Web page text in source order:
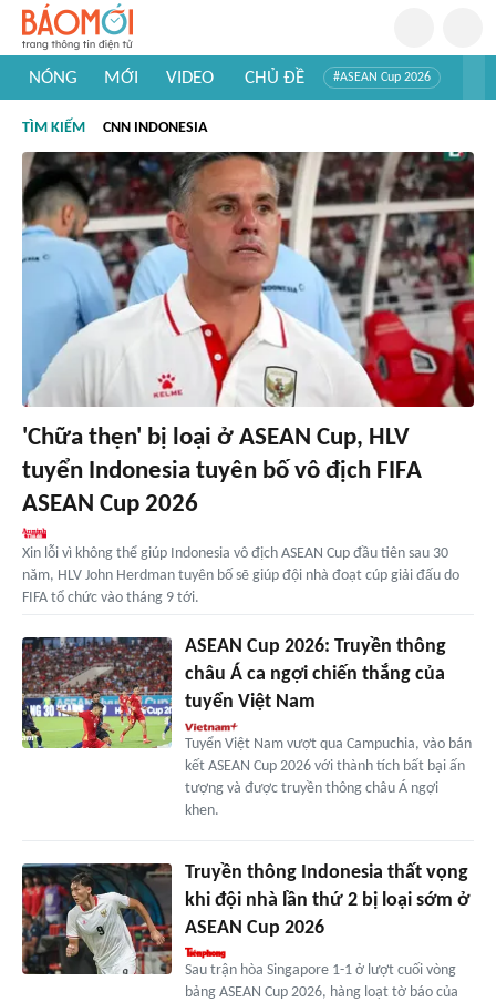
NÓNG MỚI VIDEO CHỦ ĐỀ #ASEAN Cup 2026
#Khám phá Việt Nam
#Khám phá thế giới
TÌM KIẾM CNN INDONESIA
'Chữa thẹn' bị loại ở ASEAN Cup, HLV
tuyển Indonesia tuyên bố vô địch FIFA
ASEAN Cup 2026
Xin lỗi vì không thể giúp Indonesia vô địch ASEAN Cup đầu tiên sau 30
năm, HLV John Herdman tuyên bố sẽ giúp đội nhà đoạt cúp giải đấu do
FIFA tổ chức vào tháng 9 tới.
ASEAN Cup 2026: Truyền thông
châu Á ca ngợi chiến thắng của
tuyển Việt Nam
Tuyển Việt Nam vượt qua Campuchia, vào bán
kết ASEAN Cup 2026 với thành tích bất bại ấn
tượng và được truyền thông châu Á ngợi
khen.
Truyền thông Indonesia thất vọng
khi đội nhà lần thứ 2 bị loại sớm ở
ASEAN Cup 2026
Sau trận hòa Singapore 1-1 ở lượt cuối vòng
bảng ASEAN Cup 2026, hàng loạt tờ báo của